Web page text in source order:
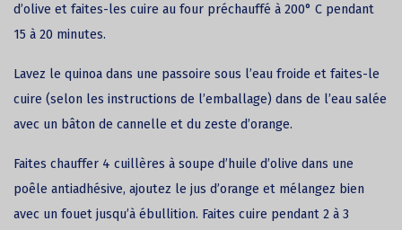
d’olive et faites-les cuire au four préchauffé à 200° C pendant
15 à 20 minutes.
Lavez le quinoa dans une passoire sous l’eau froide et faites-le
cuire (selon les instructions de l’emballage) dans de l’eau salée
avec un bâton de cannelle et du zeste d’orange.
Faites chauffer 4 cuillères à soupe d’huile d’olive dans une
poêle antiadhésive, ajoutez le jus d’orange et mélangez bien
avec un fouet jusqu’à ébullition. Faites cuire pendant 2 à 3